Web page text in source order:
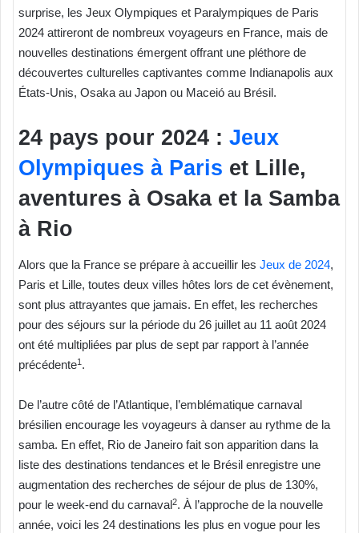
surprise, les Jeux Olympiques et Paralympiques de Paris
2024 attireront de nombreux voyageurs en France, mais de
nouvelles destinations émergent offrant une pléthore de
découvertes culturelles captivantes comme Indianapolis aux
États-Unis, Osaka au Japon ou Maceió au Brésil.
24 pays pour 2024 : Jeux
Olympiques à Paris et Lille,
aventures à Osaka et la Samba
à Rio
Alors que la France se prépare à accueillir les Jeux de 2024,
Paris et Lille, toutes deux villes hôtes lors de cet évènement,
sont plus attrayantes que jamais. En effet, les recherches
pour des séjours sur la période du 26 juillet au 11 août 2024
ont été multipliées par plus de sept par rapport à l’année
précédente1 .
De l’autre côté de l’Atlantique, l’emblématique carnaval
brésilien encourage les voyageurs à danser au rythme de la
samba. En effet, Rio de Janeiro fait son apparition dans la
liste des destinations tendances et le Brésil enregistre une
augmentation des recherches de séjour de plus de 130%,
pour le week-end du carnaval2. À l’approche de la nouvelle
année, voici les 24 destinations les plus en vogue pour les